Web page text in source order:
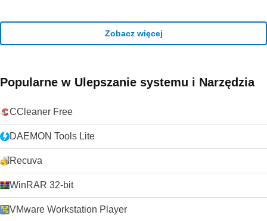
Zobacz więcej
Popularne w Ulepszanie systemu i Narzędzia
CCleaner Free
DAEMON Tools Lite
Recuva
WinRAR 32-bit
VMware Workstation Player